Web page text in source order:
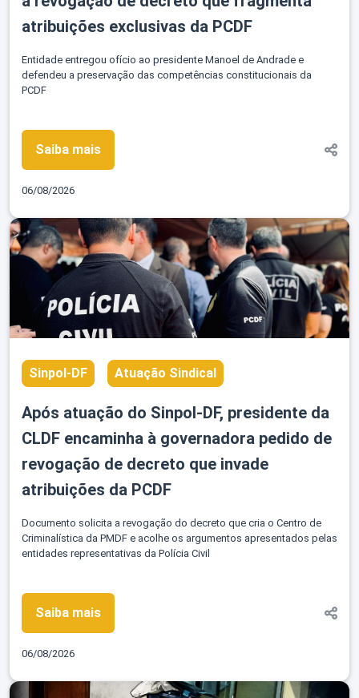
atribuições exclusivas da PCDF
Entidade entregou ofício ao presidente Manoel de Andrade e
defendeu a preservação das competências constitucionais da
PCDF
Saiba mais
06/08/2026
Sinpol-DF Atuação Sindical
Após atuação do Sinpol-DF, presidente da
CLDF encaminha à governadora pedido de
revogação de decreto que invade
atribuições da PCDF
Documento solicita a revogação do decreto que cria o Centro de
Criminalística da PMDF e acolhe os argumentos apresentados pelas
entidades representativas da Polícia Civil
Saiba mais
06/08/2026